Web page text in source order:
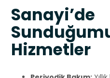
Sanayi’de
Hizmetler